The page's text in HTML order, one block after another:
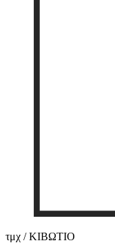
τμχ / ΚΙΒΩΤΙΟ